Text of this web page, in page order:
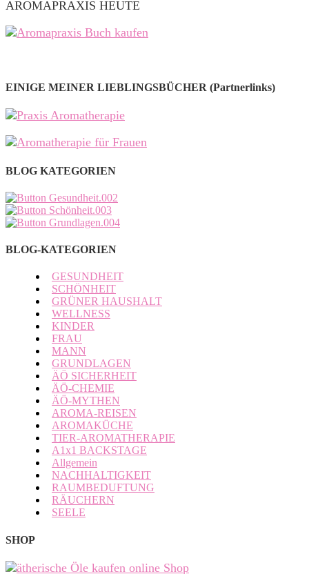
AROMAPRAXIS HEUTE
EINIGE MEINER LIEBLINGSBÜCHER (Partnerlinks)
BLOG KATEGORIEN
BLOG-KATEGORIEN
GESUNDHEIT
SCHÖNHEIT
GRÜNER HAUSHALT
WELLNESS
KINDER
FRAU
MANN
GRUNDLAGEN
ÄÖ SICHERHEIT
ÄÖ-CHEMIE
ÄÖ-MYTHEN
AROMA-REISEN
AROMAKÜCHE
TIER-AROMATHERAPIE
A1x1 BACKSTAGE
Allgemein
NACHHALTIGKEIT
RAUMBEDUFTUNG
RÄUCHERN
SEELE
SHOP